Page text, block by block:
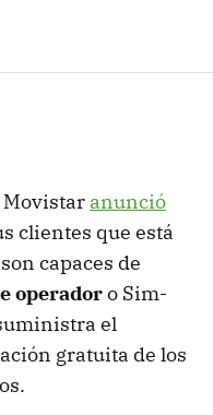
Movistar anunció
clientes que está
capaces de
operadoro Sim-
el
gratuita de los